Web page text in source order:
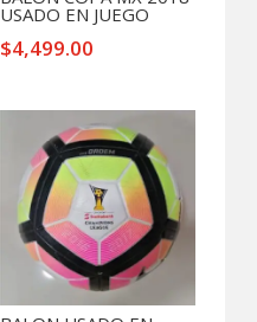
USADO EN JUEGO
$4,499.00